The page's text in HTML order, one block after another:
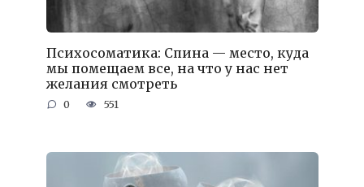
Психосоматика: Спина — место, куда
мы помещаем все, на что у нас нет
желания смотреть
0 551